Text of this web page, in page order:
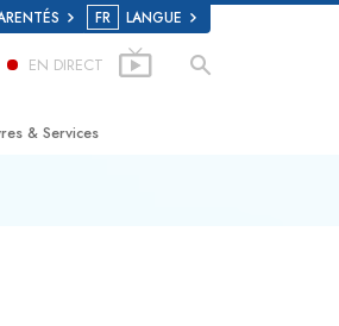
FR LANGUE
EN DIRECT
& Services